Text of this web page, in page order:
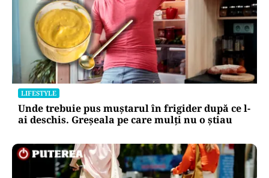
LIFESTYLE
Unde trebuie pus muștarul în frigider după ce l-
ai deschis. Greșeala pe care mulți nu o știau